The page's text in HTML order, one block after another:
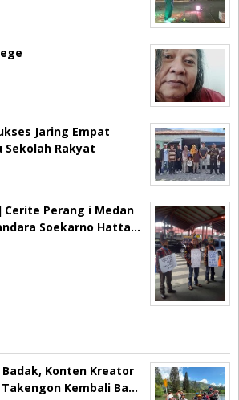
Jaring Empat
Sekolah Rakyat
Cerite Perang i Medan
Soekarno Hatta…
Konten Kreator
Kembali Ba…